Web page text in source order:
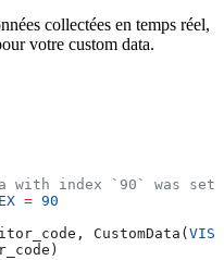
collectées en temps réel,
votre custom data.
with index `90` was
= 90
CustomData(